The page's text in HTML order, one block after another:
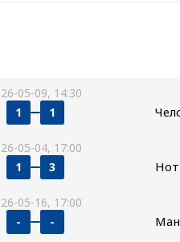
05-09, 14:30
1 1
05-04, 17:00
1 3
05-16, 17:00
- -